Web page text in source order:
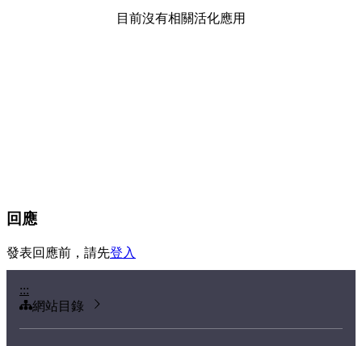
目前沒有相關活化應用
回應
發表回應前，請先登入
:::
網站目錄